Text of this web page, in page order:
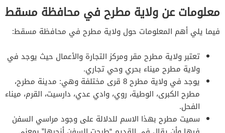
معلومات عن ولاية مطرح في محافظة مسقط
فيما يلي أهم المعلومات حول ولاية مطرح في محافظة مسقط:
تعتبر ولاية مطرح مقر ومركز التجارة والأعمال حيث يوجد في
ولاية مطرح ميناء بحري وحي تجاري.
يوجد في ولاية مطرح 8 قرى مختلفة وهي: مدينة مطرح،
مطرح الكبرى، الوطية، روي، وادي عدي، دارسيت، القرم، ميناء
الفحل.
سميت مطرح بهذا الاسم للدلالة على وجود مراسي السفن